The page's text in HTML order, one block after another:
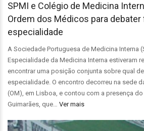
SPMI e Colégio de Medicina
Ordem dos Médicos para debater
especialidade
A Sociedade Portuguesa de Medicina Interna
Especialidade da Medicina Interna estiveram
encontrar uma posição conjunta sobre qual
especialidade. O encontro decorreu na sede
(OM), em Lisboa, e contou com a presença
Guimarães, que… Ver mais